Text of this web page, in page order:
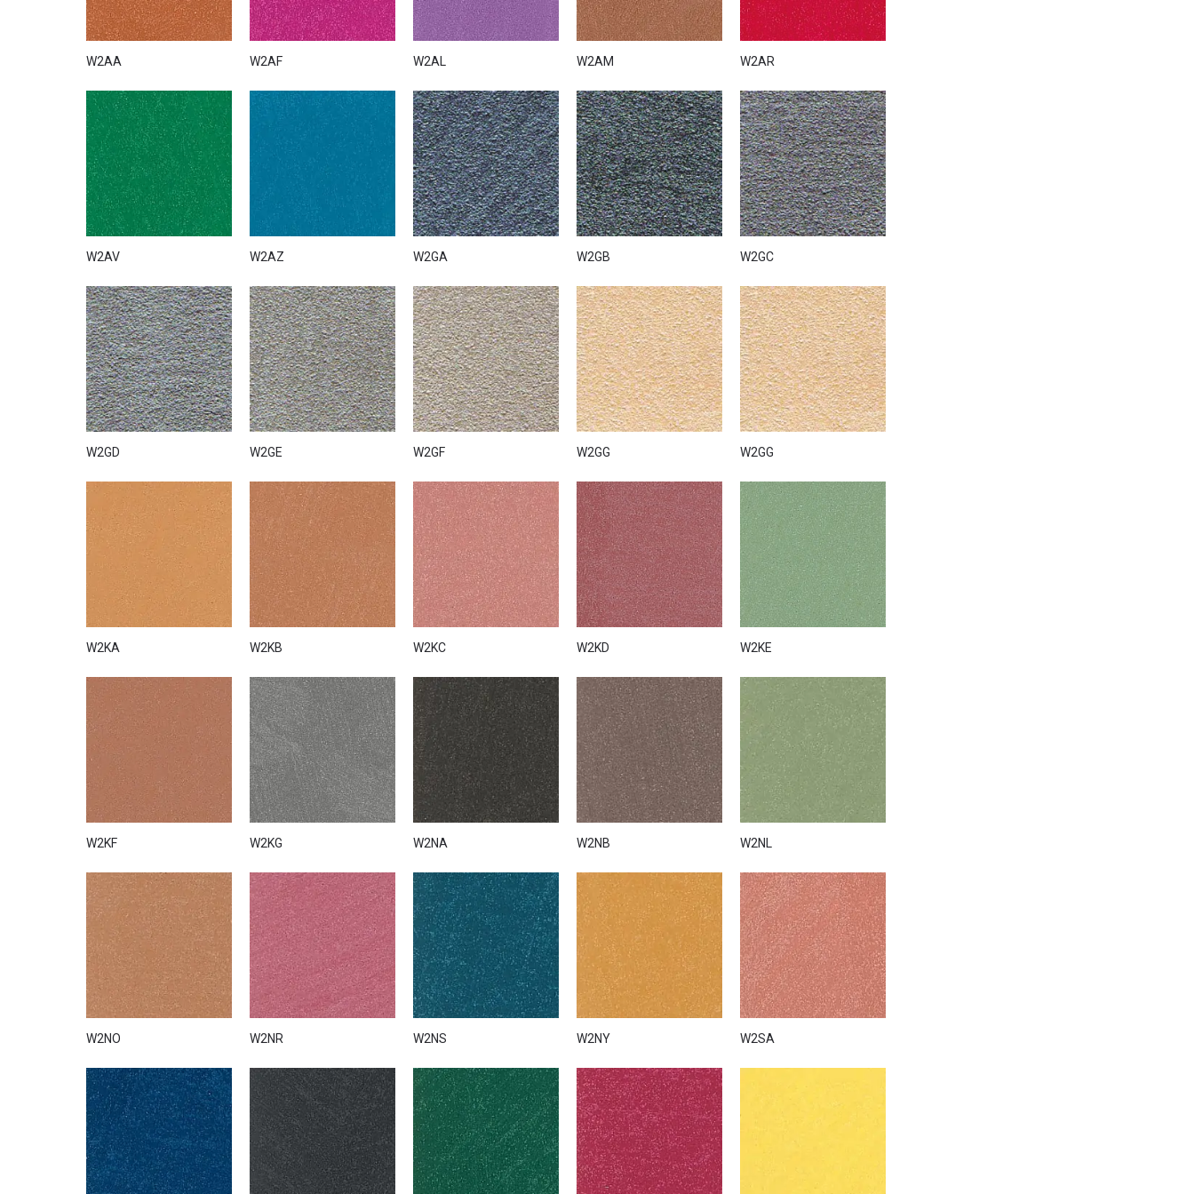
У Києві зразки фарби White Paint представлені в шоу-румі «VOGUE INTERIORS", де також можна подивитися натуральні
вифарбовування всіх матеріалів з асортименту фабрики Giorgio Graesan & Friends.
Купити фарбу WHITE PAINT можна в нашому інтернет-магазині
всього в кілька кліків, що значно полегшує замовлення і доставку
W2AA W2AF W2AL W2AM W2AR
W2AV W2AZ W2GA W2GB W2GC
W2GD W2GE W2GF W2GG W2GG
W2KA W2KB W2KC W2KD W2KE
W2KF W2KG W2NA W2NB W2NL
W2NO W2NR W2NS W2NY W2SA